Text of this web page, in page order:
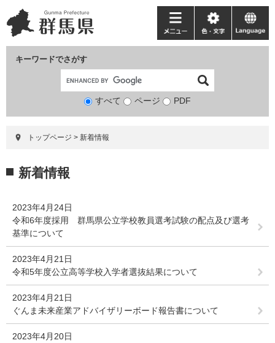
ー
ジ
ニ
ュ
て
キーワードでさがす
検
すべて ページ PDF
メ
ニ
ー
色・
文
language
トップページ > 新着情報
文 新着情報
2023年4月24日
令和6年度採用 群馬県公立学校教員選考試験の配点及び選考
基準について
2023年4月21日
令和5年度公立高等学校入学者選抜結果について
2023年4月21日
ぐんま未来産業アドバイザリーボード報告書について
2023年4月20日